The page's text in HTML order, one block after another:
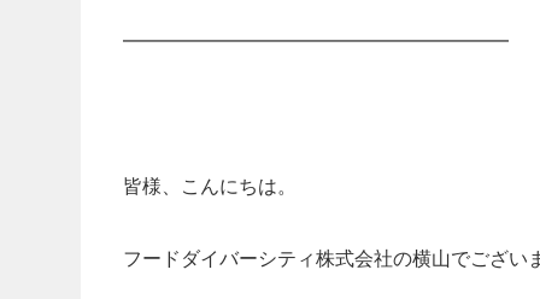
━━━━━━━━━━━━━━━━━━━━
皆様、こんにちは。
フードダイバーシティ株式会社の横山でござい